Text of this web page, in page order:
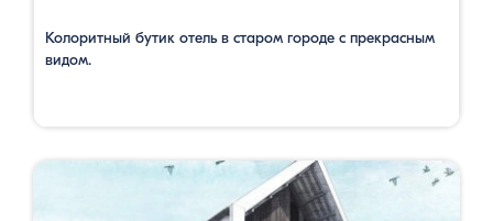
Колоритный бутик отель в старом городе с прекрасным
видом.